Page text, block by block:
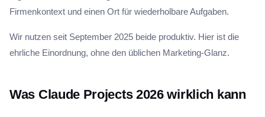
Firmenkontext und einen Ort für wiederholbare Aufgaben.
Wir nutzen seit September 2025 beide produktiv. Hier ist die
ehrliche Einordnung, ohne den üblichen Marketing-Glanz.
Was Claude Projects 2026 wirklich kann